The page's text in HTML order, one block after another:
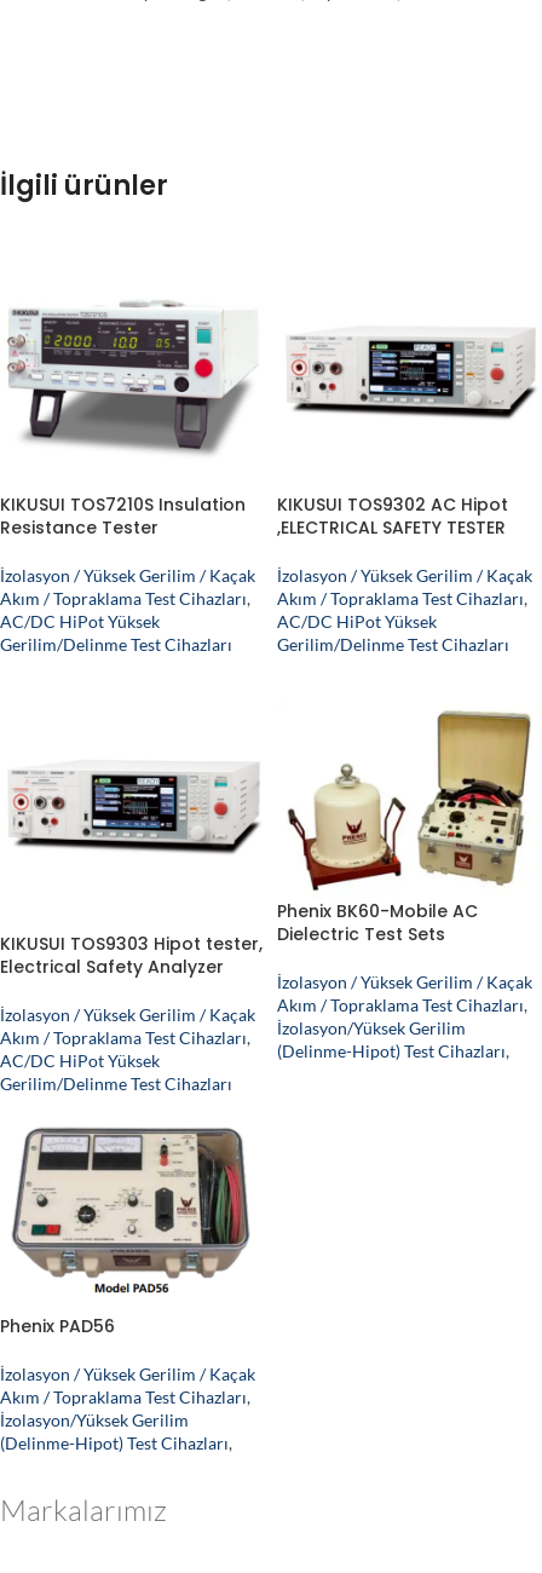
İlgili ürünler
KIKUSUI TOS7210S Insulation
Resistance Tester
İzolasyon / Yüksek Gerilim / Kaçak
Akım / Topraklama Test Cihazları,
AC/DC HiPot Yüksek
Gerilim/Delinme Test Cihazları
KIKUSUI TOS9302 AC Hipot
,ELECTRICAL SAFETY TESTER
İzolasyon / Yüksek Gerilim / Kaçak
Akım / Topraklama Test Cihazları,
AC/DC HiPot Yüksek
Gerilim/Delinme Test Cihazları
KIKUSUI TOS9303 Hipot tester,
Electrical Safety Analyzer
İzolasyon / Yüksek Gerilim / Kaçak
Akım / Topraklama Test Cihazları,
AC/DC HiPot Yüksek
Gerilim/Delinme Test Cihazları
Phenix BK60-Mobile AC
Dielectric Test Sets
İzolasyon / Yüksek Gerilim / Kaçak
Akım / Topraklama Test Cihazları,
İzolasyon/Yüksek Gerilim
(Delinme-Hipot) Test Cihazları,
Phenix PAD56
İzolasyon / Yüksek Gerilim / Kaçak
Akım / Topraklama Test Cihazları,
İzolasyon/Yüksek Gerilim
(Delinme-Hipot) Test Cihazları,
Markalarımız